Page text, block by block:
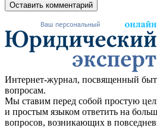
Оставить комментарий
Интернет-журнал, посвященный
вопросам.
Мы ставим перед собой простую
и простым языком ответить на
вопросов, возникающих в